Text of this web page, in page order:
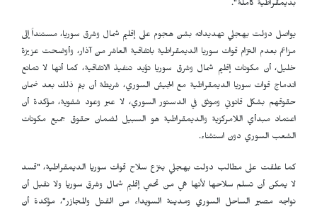
بديمقراطية كاملة".
يواصل دولت بهجلي تهديداته بشن هجوم على إقليم شمال وشرق سوريا، مستنداً إلى
مزاعم بعدم التزام قوات سوريا الديمقراطية باتفاقية العاشر من آذار، وأوضحت عزيزة
خليل، أن مكونات إقليم شمال وشرق سوريا تؤيد تنفيذ الاتفاقية، كما أنها لا تمانع
اندماج قوات سوريا الديمقراطية مع الجيش السوري، شريطة أن يتم ذلك بعد ضمان
حقوقهم بشكل قانوني وموثق في الدستور السوري، لا عبر وعود شفوية، مؤكدة أن
اعتماد مبدأي اللامركزية والديمقراطية هو السبيل لضمان حقوق جميع مكونات
الشعب السوري دون استثناء.
كما علقت على مطالب دولت بهجلي بنزع سلاح قوات سوريا الديمقراطية، "قسد
لا يمكن أن تسلم سلاحها لأنها هي من تحمي إقليم شمال وشرق سوريا ولا نقبل أن
نواجه مصير الساحل السوري ومدينة السويداء من القتل والمجازر"، مؤكدة أن